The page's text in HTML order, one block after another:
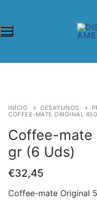
INICIO DESAYUNOS
COFFEE-MATE ORIGINAL
Coffee-mate
gr (6 Uds)
€32,45
Coffee-mate Original